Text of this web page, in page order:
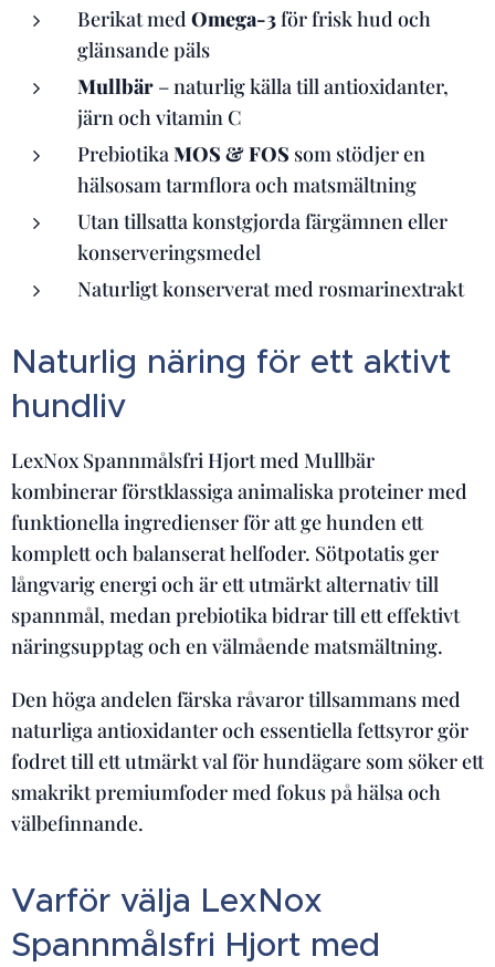
Berikat med Omega-3för frisk hud och
glänsande päls
Mullbär – naturlig källa till antioxidanter,
järn och vitamin C
PrebiotikaMOS & FOS som stödjer en
hälsosam tarmflora och matsmältning
Utan tillsatta konstgjorda färgämnen eller
konserveringsmedel
Naturligt konserverat med rosmarinextrakt
Naturlig näring för ett aktivt
hundliv
LexNox Spannmålsfri Hjort med Mullbär
kombinerar förstklassiga animaliska proteiner med
funktionella ingredienser för att ge hunden ett
komplett och balanserat helfoder. Sötpotatis ger
långvarig energi och är ett utmärkt alternativ till
spannmål, medan prebiotika bidrar till ett effektivt
näringsupptag och en välmående matsmältning.
Den höga andelen färska råvaror tillsammans med
naturliga antioxidanter och essentiella fettsyror gör
fodret till ett utmärkt val för hundägare som söker ett
smakrikt premiumfoder med fokus på hälsa och
välbefinnande.
Varför välja LexNox
Spannmålsfri Hjort med